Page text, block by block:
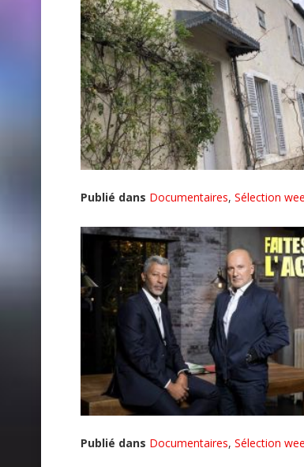
Publié dans Documentaires, Sélection
Publié dans Documentaires, Sélection